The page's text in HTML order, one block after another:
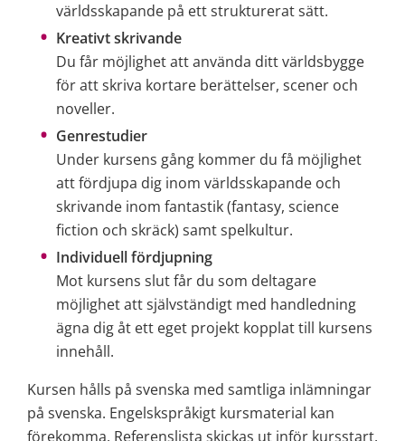
världsskapande på ett strukturerat sätt.
Kreativt skrivande
Du får möjlighet att använda ditt världsbygge
för att skriva kortare berättelser, scener och
noveller.
Genrestudier
Under kursens gång kommer du få möjlighet
att fördjupa dig inom världsskapande och
skrivande inom fantastik (fantasy, science
fiction och skräck) samt spelkultur.
Individuell fördjupning
Mot kursens slut får du som deltagare
möjlighet att självständigt med handledning
ägna dig åt ett eget projekt kopplat till kursens
innehåll.
Kursen hålls på svenska med samtliga inlämningar
på svenska. Engelskspråkigt kursmaterial kan
förekomma. Referenslista skickas ut inför kursstart.